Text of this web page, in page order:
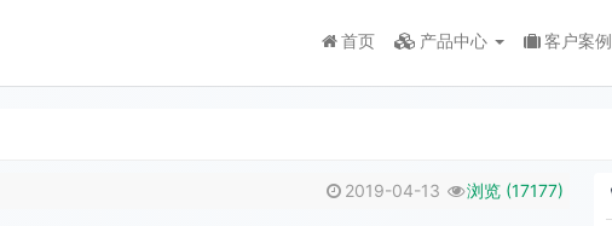
首页 产品中心 客户案例
2019-04-13 浏览 (17177)